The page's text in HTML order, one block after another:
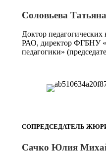
Соловьева
Доктор педагогических
РАО, директор ФГБНУ
педагогики»
СОПРЕДСЕДАТЕЛЬ
Сачко Юлия